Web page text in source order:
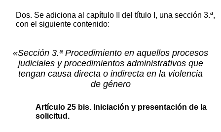
Dos. Se adiciona al capítulo II del título I, una sección 3.ª,
con el siguiente contenido:
«Sección 3.ª Procedimiento en aquellos procesos
judiciales y procedimientos administrativos que
tengan causa directa o indirecta en la violencia
de género
Artículo 25 bis. Iniciación y presentación de la
solicitud.